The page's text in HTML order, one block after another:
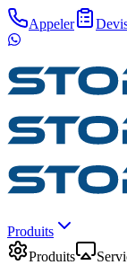
Appeler
Produits
Produits